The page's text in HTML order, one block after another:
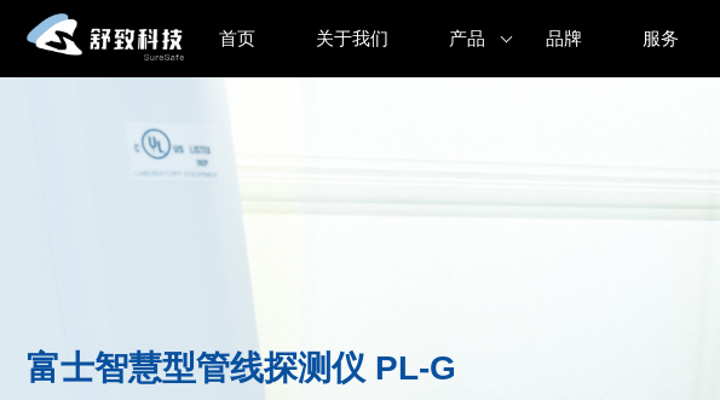
首页 关于我们 产品 品牌 服务
富士智慧型管线探测仪 PL-G